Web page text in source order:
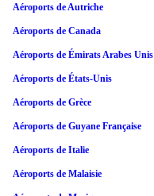
Aéroports de Autriche
Aéroports de Canada
Aéroports de Émirats Arabes Unis
Aéroports de États-Unis
Aéroports de Grèce
Aéroports de Guyane Française
Aéroports de Italie
Aéroports de Malaisie